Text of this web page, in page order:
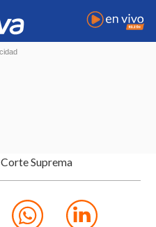
Corte Suprema